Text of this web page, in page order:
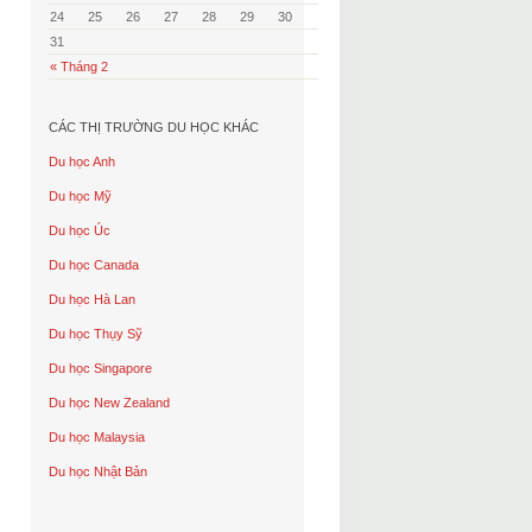
« Tháng 2
24 25 26 27 28 29
30
31
CÁC THỊ TRƯỜNG DU HỌC KHÁC
Du học Anh
Du học Mỹ
Du học Úc
Du học Canada
Du học Hà Lan
Du học Thụy Sỹ
Du học Singapore
Du học New Zealand
Du học Malaysia
Du học Nhật Bản